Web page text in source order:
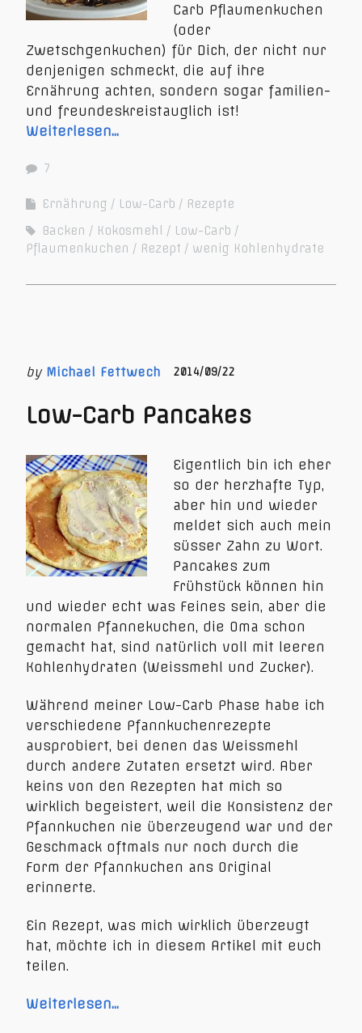
Carb Pflaumenkuchen
(oder
Zwetschgenkuchen) für Dich, der nicht nur
denjenigen schmeckt, die auf ihre
Ernährung achten, sondern sogar familien-
und freundeskreistauglich ist!
Weiterlesen…
7
Ernährung Low-Carb
Rezepte
Backen
Kokosmehl
Low-Carb
Pflaumenkuchen
Rezept wenig Kohlenhydrate
by Michael Fettwech 2014/09/22
Low-Carb Pancakes
Eigentlich bin ich eher
so der herzhafte Typ,
aber hin und wieder
meldet sich auch mein
süsser Zahn zu Wort.
Pancakes zum
Frühstück können hin
und wieder echt was Feines sein, aber die
normalen Pfannekuchen, die Oma schon
gemacht hat, sind natürlich voll mit leeren
Kohlenhydraten (Weissmehl und Zucker).
Während meiner Low-Carb Phase habe ich
verschiedene Pfannkuchenrezepte
ausprobiert, bei denen das Weissmehl
durch andere Zutaten ersetzt wird. Aber
keins von den Rezepten hat mich so
wirklich begeistert, weil die Konsistenz der
Pfannkuchen nie überzeugend war und der
Geschmack oftmals nur noch durch die
Form der Pfannkuchen ans Original
erinnerte.
Ein Rezept, was mich wirklich überzeugt
hat, möchte ich in diesem Artikel mit euch
teilen.
Weiterlesen…